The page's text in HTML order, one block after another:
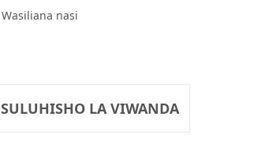
Wasiliana nasi
SULUHISHO LA VIWANDA